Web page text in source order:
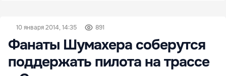
10 января 2014, 14:35 891
Фанаты Шумахера соберутся
поддержать пилота на трассе